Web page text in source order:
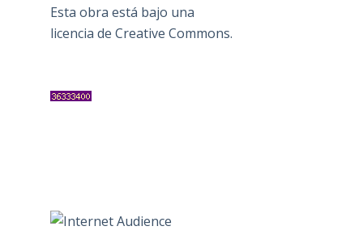
Esta obra está bajo una
licencia de Creative Commons.